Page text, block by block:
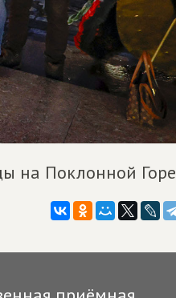
на Поклонной Горе